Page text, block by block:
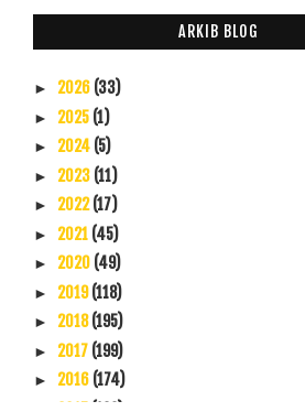
ARKIB BLOG
► 2026 (33)
► 2025 (1)
► 2024 (5)
► 2023 (11)
► 2022(17)
► 2021 (45)
► 2020 (49)
► 2019(118)
► 2018(195)
► 2017 (199)
► 2016 (174)